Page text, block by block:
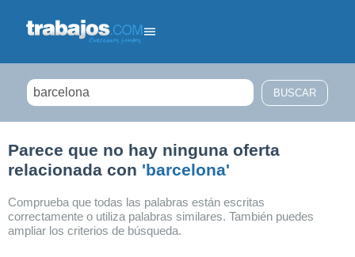
Parece que no hay ninguna oferta
relacionada con 'barcelona'
Comprueba que todas las palabras están escritas
correctamente o utiliza palabras similares. También puedes
ampliar los criterios de búsqueda.